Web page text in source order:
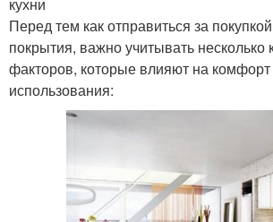
Перед тем как отправиться за
покрытия, важно учитывать
факторов, которые влияют на комфорт
использования: